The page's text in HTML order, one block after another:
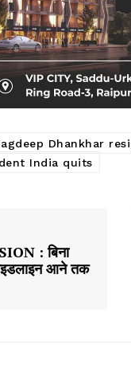
Dhankhar
India quits
: बिना
आने तक